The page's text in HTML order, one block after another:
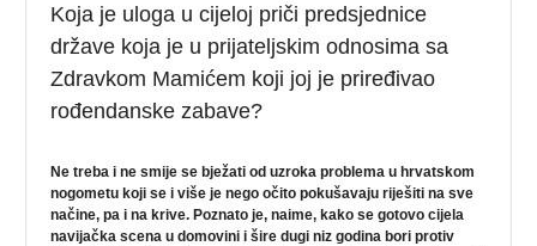
Koja je uloga u cijeloj priči predsjednice
države koja je u prijateljskim odnosima sa
Zdravkom Mamićem koji joj je priređivao
rođendanske zabave?
Ne treba i ne smije se bježati od uzroka problema u hrvatskom
nogometu koji se i više je nego očito pokušavaju riješiti na sve
načine, pa i na krive. Poznato je, naime, kako se gotovo cijela
navijačka scena u domovini i šire dugi niz godina bori protiv